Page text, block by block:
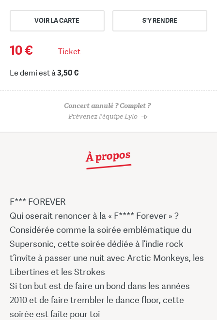
VOIR LA CARTE S'Y RENDRE
10 € Ticket
Le demi est à3,50 €
Concert annulé ? Complet ?
Prévenez l'équipe Lylo
À propos
F*** FOREVER
Qui oserait renoncer à la « F**** Forever » ?
Considérée comme la soirée emblématique du
Supersonic, cette soirée dédiée à l’indie rock
t’invite à passer une nuit avec Arctic Monkeys, les
Libertines et les Strokes
Si ton but est de faire un bond dans les années
2010 et de faire trembler le dance floor, cette
soirée est faite pour toi